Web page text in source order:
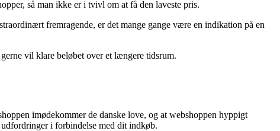
så man ikke er i tvivl om at få den laveste pris.
fremragende, er det mange gange være en indikation på en
vil klare beløbet over et længere tidsrum.
imødekommer de danske love, og at webshoppen hyppigt
i forbindelse med dit indkøb.